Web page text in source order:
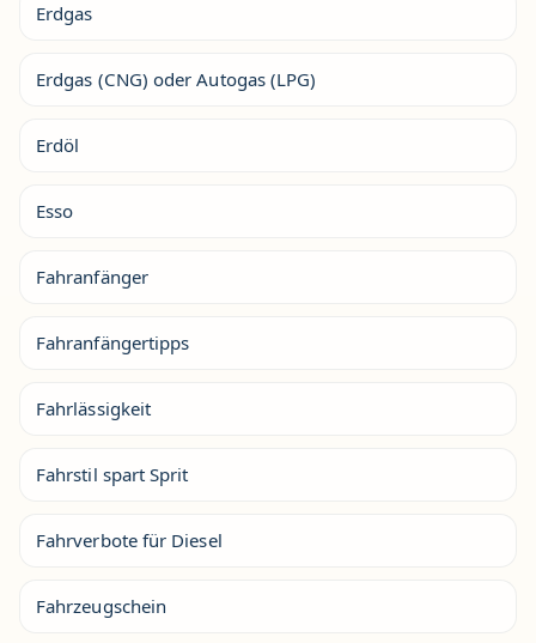
Erdgas
Erdgas (CNG) oder Autogas (LPG)
Erdöl
Esso
Fahranfänger
Fahranfängertipps
Fahrlässigkeit
Fahrstil spart Sprit
Fahrverbote für Diesel
Fahrzeugschein